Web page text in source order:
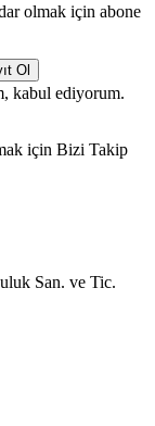
olmak için abone
Ol
kabul ediyorum.
için Bizi Takip
San. ve Tic.